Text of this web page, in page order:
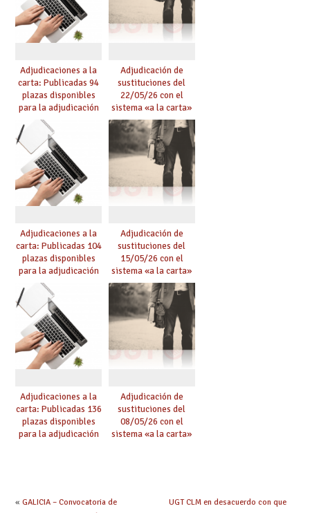
Adjudicaciones a la
carta: Publicadas 94
plazas disponibles
para la adjudicación
de mañana y abierto
plazo de solicitudes
Adjudicación de
sustituciones del
22/05/26 con el
sistema «a la carta»
conseguido con el
Acuerdo de Mejoras
Adjudicaciones a la
carta: Publicadas 104
plazas disponibles
para la adjudicación
de mañana y abierto
plazo de solicitudes
Adjudicación de
sustituciones del
15/05/26 con el
sistema «a la carta»
conseguido con el
Acuerdo de Mejoras
Adjudicaciones a la
carta: Publicadas 136
plazas disponibles
para la adjudicación
Adjudicación de
sustituciones del
08/05/26 con el
sistema «a la carta»
« GALICIA – Convocatoria de
UGT CLM en desacuerdo con que